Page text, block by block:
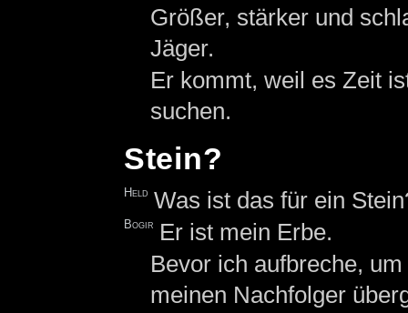
Größer, stärker und
Jäger.
Er kommt, weil es Zeit
suchen.
Stein?
Held Was ist das für ein
Bogir
Er ist mein Erbe.
Bevor ich aufbreche,
meinen Nachfolger